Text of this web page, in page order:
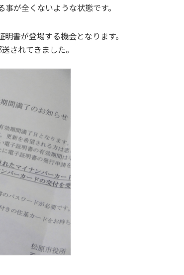
が全くないような状態です。
書が登場する機会となります。
されてきました。